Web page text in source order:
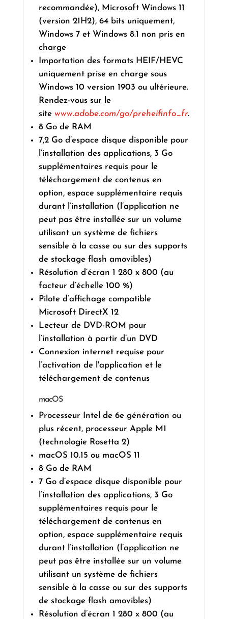
recommandée), Microsoft Windows 11
(version 21H2), 64 bits uniquement,
Windows 7 et Windows 8.1 non pris en
charge
Importation des formats HEIF/HEVC
uniquement prise en charge sous
Windows 10 version 1903 ou ultérieure.
Rendez-vous sur le
site www.adobe.com/go/preheifinfo_fr.
8 Go de RAM
7,2 Go d’espace disque disponible pour
l’installation des applications, 3 Go
supplémentaires requis pour le
téléchargement de contenus en
option, espace supplémentaire requis
durant l’installation (l’application ne
peut pas être installée sur un volume
utilisant un système de fichiers
sensible à la casse ou sur des supports
de stockage flash amovibles)
Résolution d’écran 1 280 x 800 (au
facteur d’échelle 100 %)
Pilote d’affichage compatible
Microsoft DirectX 12
Lecteur de DVD-ROM pour
l’installation à partir d’un DVD
Connexion internet requise pour
l’activation de l'application et le
téléchargement de contenus
macOS
Processeur Intel de 6e génération ou
plus récent, processeur Apple M1
(technologie Rosetta 2)
macOS 10.15 ou macOS 11
8 Go de RAM
7 Go d’espace disque disponible pour
l’installation des applications, 3 Go
supplémentaires requis pour le
téléchargement de contenus en
option, espace supplémentaire requis
durant l’installation (l’application ne
peut pas être installée sur un volume
utilisant un système de fichiers
sensible à la casse ou sur des supports
de stockage flash amovibles)
Résolution d’écran 1 280 x 800 (au